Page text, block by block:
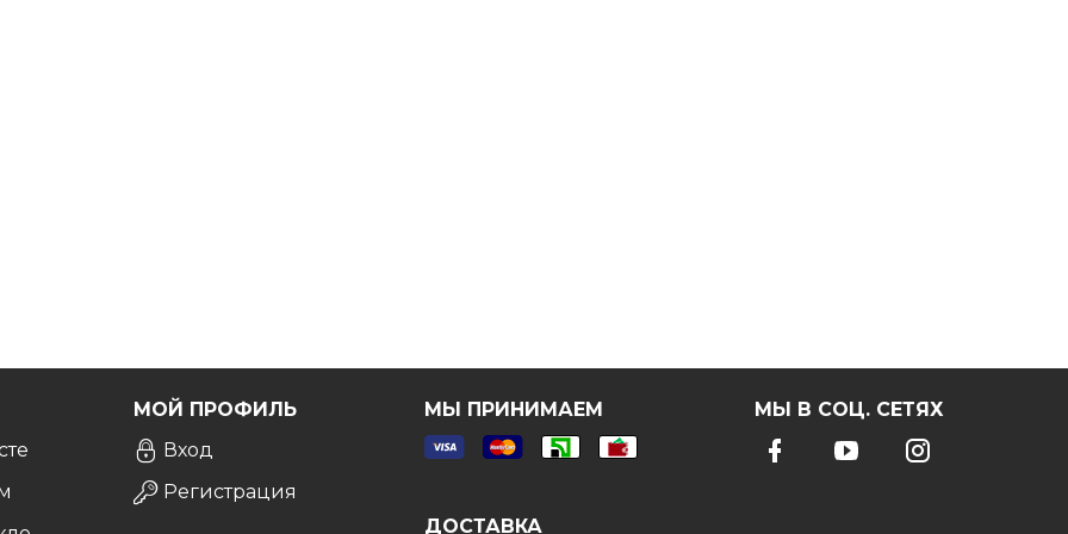
МОЙ ПРОФИЛЬ
Вход
Регистрация
МЫ ПРИНИМАЕМ
ДОСТАВКА
МЫ В СОЦ. СЕТЯХ